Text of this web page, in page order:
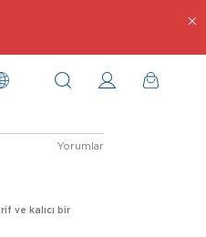
Yorumlar
ve kalıcı bir